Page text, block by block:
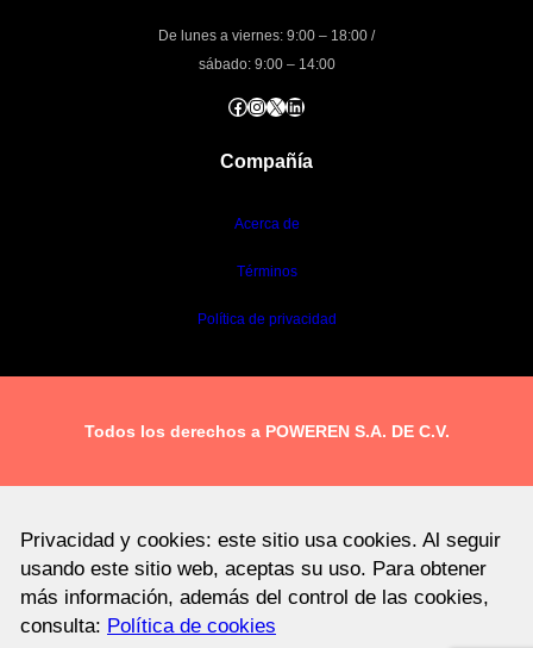
De lunes a viernes: 9:00 – 18:00 /
sábado: 9:00 – 14:00
Facebook InstagramX LinkedIn
Compañía
Acerca de
Términos
Política de privacidad
Todos los derechos a POWEREN S.A. DE C.V.
Privacidad y cookies: este sitio usa cookies. Al seguir
usando este sitio web, aceptas su uso. Para obtener
más información, además del control de las cookies,
consulta: Política de cookies